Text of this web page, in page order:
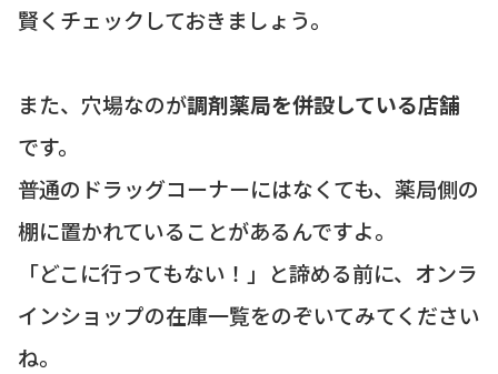
賢くチェックしておきましょう。
また、穴場なのが調剤薬局を併設している店舗
です。
普通のドラッグコーナーにはなくても、薬局側の
棚に置かれていることがあるんですよ。
「どこに行ってもない！」と諦める前に、オンラ
インショップの在庫一覧をのぞいてみてください
ね。